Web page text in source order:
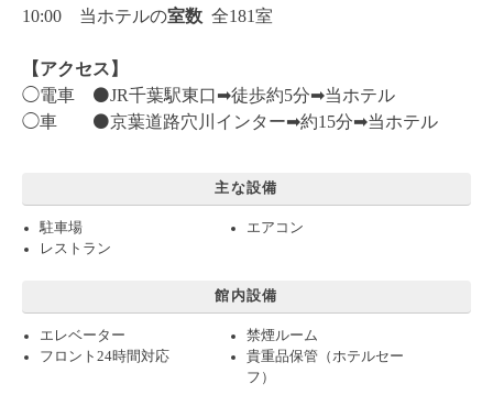
10:00 当ホテルの室数 全181室
【アクセス】
◯電車 ⚫️JR千葉駅東口➡︎徒歩約5分➡︎当ホテル
◯車 ⚫️京葉道路穴川インター➡︎約15分➡︎当ホテル
主な設備
駐車場
エアコン
レストラン
館内設備
エレベーター
禁煙ルーム
フロント24時間対応
貴重品保管（ホテルセー
フ）